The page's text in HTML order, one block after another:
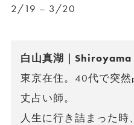
2/19 – 3/20
白山真湖｜
東京在住。40代で突
丈占い師。
人生に行き詰まった